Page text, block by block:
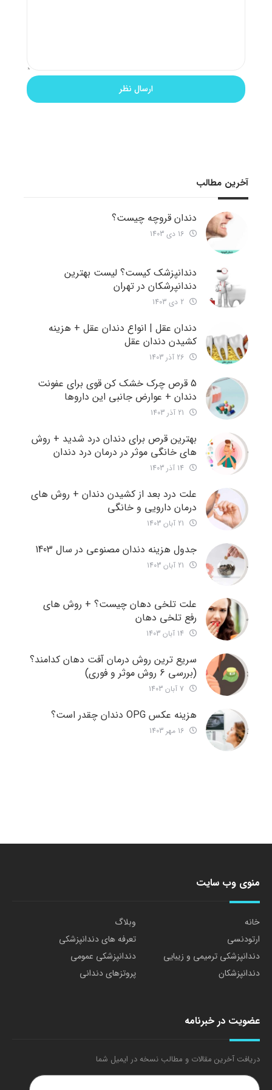
آخرین مطالب
دندان قروچه چیست؟
دندانپزشک کیست؟ لیست بهترین
دندانپرشکان در تهران
دندان عقل | انواع دندان عقل + هزینه
کشیدن دندان عقل
5 قرص چرک خشک کن قوی برای عفونت
دندان + عوارض جانبی این داروها
بهترین قرص برای دندان درد شدید + روش
های خانگی موثر در درمان درد دندان
علت درد بعد از کشیدن دندان + روش های
درمان دارویی و خانگی
جدول هزینه دندان مصنوعی در سال 1403
علت تلخی دهان چیست؟ + روش های
رفع تلخی دهان
سریع ترین روش درمان آفت دهان کدامند؟
(بررسی 6 روش موثر و فوری)
هزینه عکس OPG دندان چقدر است؟
منوی وب سایت
خانه
وبلاگ
ارتودنسی
تعرفه های دندانپزشکی
دندانپزشکی ترمیمی و زیبایی
دندانپزشکی عمومی
دندانپزشکان
پروتزهای دندانی
عضویت در خبرنامه
دریافت آخرین مقالات و مطالب نسخه در ایمیل شما